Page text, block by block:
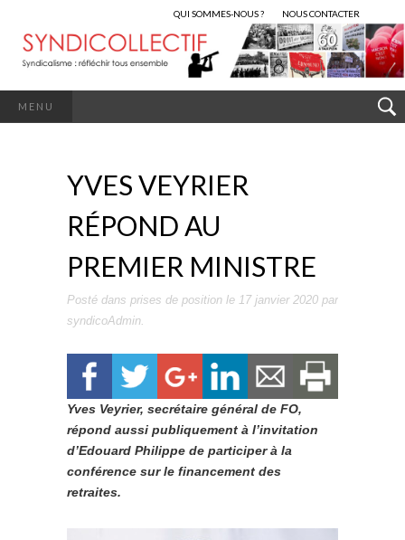
QUI SOMMES-NOUS ? NOUS CONTACTER
MENU
YVES VEYRIER
RÉPOND AU
PREMIER MINISTRE
Posté dans prises de position le 17 janvier 2020 par
syndicoAdmin.
Yves Veyrier, secrétaire général de FO,
répond aussi publiquement à l’invitation
d’Edouard Philippe de participer à la
conférence sur le financement des
retraites.